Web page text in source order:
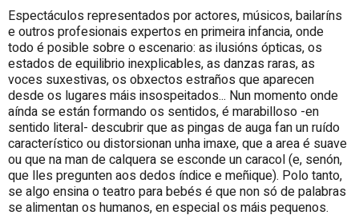
Espectáculos representados por actores, músicos, bailaríns
e outros profesionais expertos en primeira infancia, onde
todo é posible sobre o escenario: as ilusións ópticas, os
estados de equilibrio inexplicables, as danzas raras, as
voces suxestivas, os obxectos estraños que aparecen
desde os lugares máis insospeitados... Nun momento onde
aínda se están formando os sentidos, é marabilloso -en
sentido literal- descubrir que as pingas de auga fan un ruído
característico ou distorsionan unha imaxe, que a area é suave
ou que na man de calquera se esconde un caracol (e, senón,
que lles pregunten aos dedos índice e meñique). Polo tanto,
se algo ensina o teatro para bebés é que non só de palabras
se alimentan os humanos, en especial os máis pequenos.